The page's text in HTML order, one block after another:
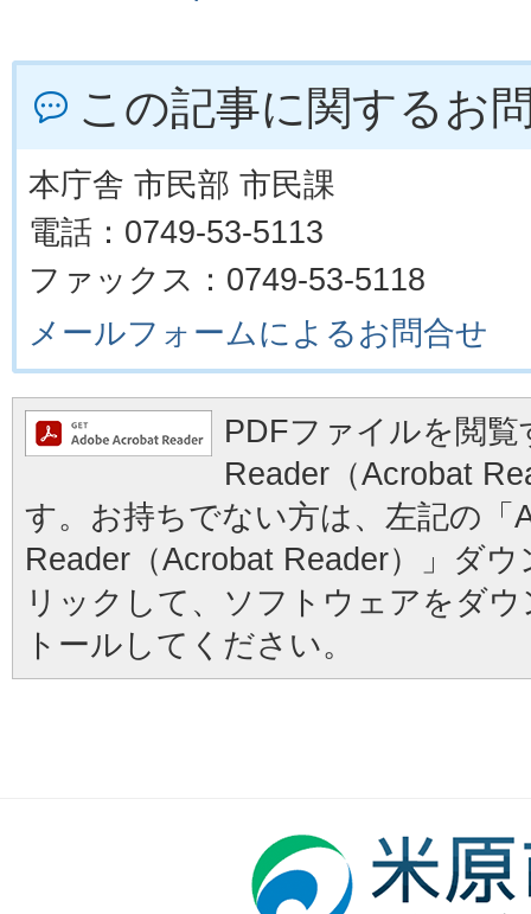
この記事に関するお
本庁舎 市民部 市民課
電話：0749-53-5113
ファックス：0749-53-5118
メールフォームによるお問合せ
PDFファイルを閲
Reader（Acrobat
す。お持ちでない方は、左記の「
Reader（Acrobat Reader）」ダ
リックして、ソフトウェアをダ
トールしてください。